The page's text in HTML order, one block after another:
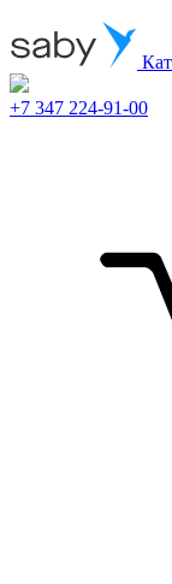
+7 347 224-91-00